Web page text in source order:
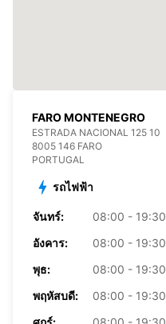
FARO MONTENEGRO
ESTRADA NACIONAL 125 10
8005 146 FARO
PORTUGAL
รถไฟฟ้า
จันทร์:
08:00 - 19:30
อังคาร:
08:00 - 19:30
พุธ:
08:00 - 19:30
พฤหัสบดี:
08:00 - 19:30